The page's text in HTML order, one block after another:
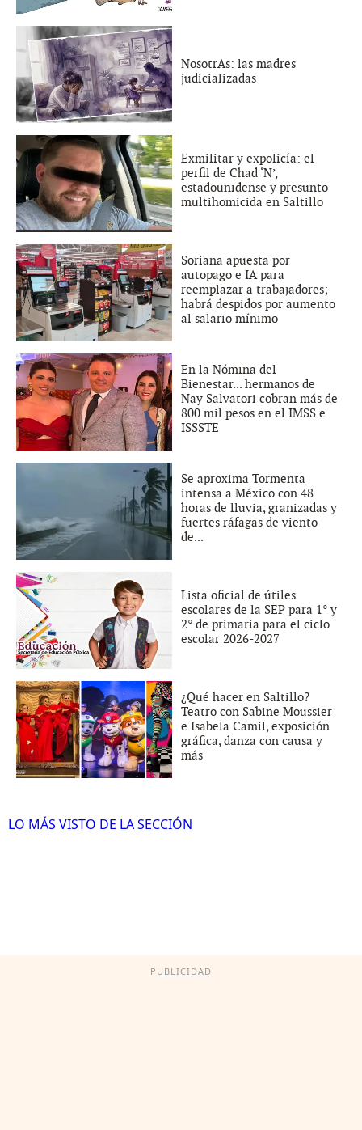
NosotrAs: las madres
judicializadas
Exmilitar y expolicía: el
perfil de Chad ‘N’,
estadounidense y presunto
multihomicida en Saltillo
Soriana apuesta por
autopago e IA para
reemplazar a trabajadores;
habrá despidos por aumento
al salario mínimo
En la Nómina del
Bienestar... hermanos de
Nay Salvatori cobran más de
800 mil pesos en el IMSS e
ISSSTE
Se aproxima Tormenta
intensa a México con 48
horas de lluvia, granizadas y
fuertes ráfagas de viento
de...
Lista oficial de útiles
escolares de la SEP para 1° y
2° de primaria para el ciclo
escolar 2026-2027
¿Qué hacer en Saltillo?
Teatro con Sabine Moussier
e Isabela Camil, exposición
gráfica, danza con causa y
más
LO MÁS VISTO DE LA SECCIÓN
PUBLICIDAD